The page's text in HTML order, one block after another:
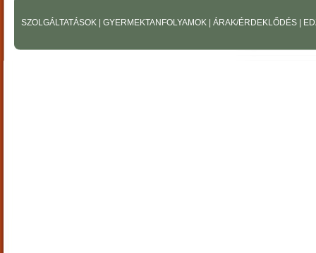
SZOLGÁLTATÁSOK GYERMEKTANFOLYAMOK ÁRAK/ÉRDEKLŐDÉS